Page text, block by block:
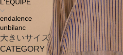
L'EQUIPE
endalence
unbilanc
大きいサイズ
CATEGORY